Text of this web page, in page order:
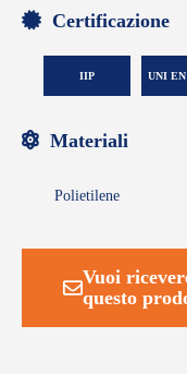
Certificazione
IIP UNI EN
Materiali
Polietilene
Vuoi
questo